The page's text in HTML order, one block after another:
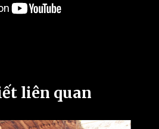
liên quan